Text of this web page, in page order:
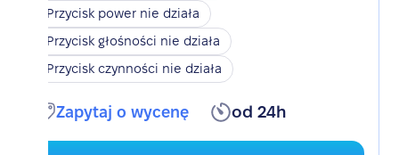
Przycisk power nie działa
Przycisk głośności nie działa
Przycisk czynności nie działa
Zapytaj o wycenę od 24h